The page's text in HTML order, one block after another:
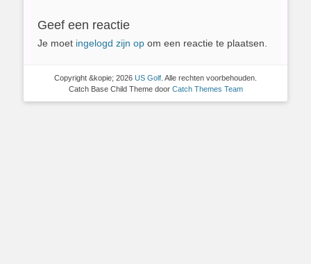
Geef een reactie
Je moet ingelogd zijn op om een reactie te plaatsen.
Copyright &kopie; 2026 US Golf . Alle rechten voorbehouden.
Catch Base Child Theme door Catch Themes Team